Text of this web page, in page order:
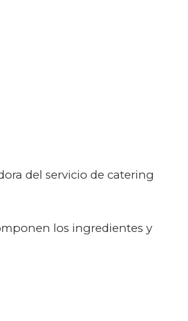
del servicio de catering
los ingredientes y